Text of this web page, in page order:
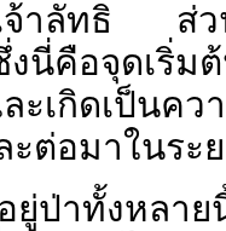
จ้าลัทธิ ส่ว
อจุดเริ่มต้น
เกิดเป็นคว
ต่อมาในระ
อยู่ป่าทั้งหล